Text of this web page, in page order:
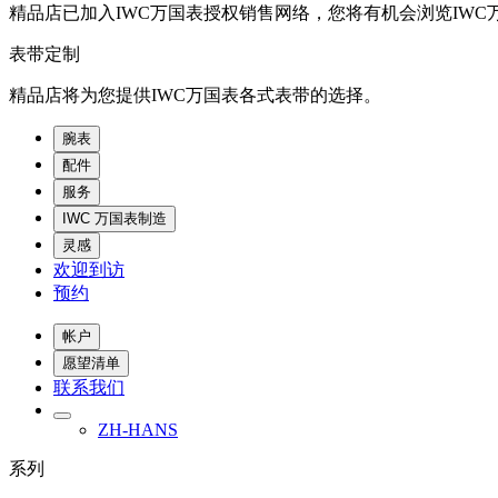
精品店已加入IWC万国表授权销售网络，您将有机会浏览IWC
表带定制
精品店将为您提供IWC万国表各式表带的选择。
腕表
配件
服务
IWC 万国表制造
灵感
欢迎到访
预约
帐户
愿望清单
联系我们
ZH-HANS
系列